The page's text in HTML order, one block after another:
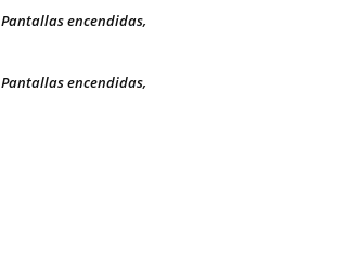
Pantallas encendidas,
Pantallas encendidas,